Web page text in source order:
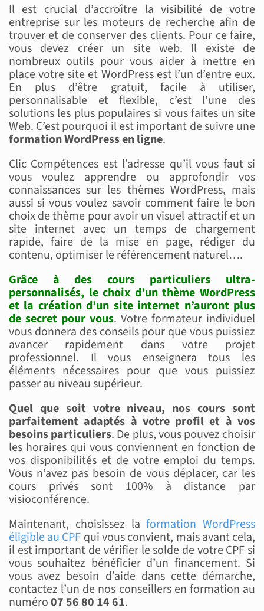
Il est crucial d’accroître la visibilité de votre
entreprise sur les moteurs de recherche afin de
trouver et de conserver des clients. Pour ce faire,
vous devez créer un site web. Il existe de
nombreux outils pour vous aider à mettre en
place votre site et WordPress est l’un d’entre eux.
En plus d’être gratuit, facile à utiliser,
personnalisable et flexible, c’est l’une des
solutions les plus populaires si vous faites un site
Web. C’est pourquoi il est important de suivre une
formation WordPress en ligne.
Clic Compétences est l’adresse qu’il vous faut si
vous voulez apprendre ou approfondir vos
connaissances sur les thèmes WordPress, mais
aussi si vous voulez savoir comment faire le bon
choix de thème pour avoir un visuel attractif et un
site internet avec un temps de chargement
rapide, faire de la mise en page, rédiger du
contenu, optimiser le référencement naturel….
Grâce à des cours particuliers ultra-
personnalisés, le choix d’un thème WordPress
et la création d’un site internet n’auront plus
de secret pour vous. Votre formateur individuel
vous donnera des conseils pour que vous puissiez
avancer rapidement dans votre projet
professionnel. Il vous enseignera tous les
éléments nécessaires pour que vous puissiez
passer au niveau supérieur.
Quel que soit votre niveau, nos cours sont
parfaitement adaptés à votre profil et à vos
besoins particuliers. De plus, vous pouvez choisir
les horaires qui vous conviennent en fonction de
vos disponibilités et de votre emploi du temps.
Vous n’avez pas besoin de vous déplacer, car les
cours privés sont 100% à distance par
visioconférence.
Maintenant, choisissez laformation WordPress
éligible au CPF qui vous convient, mais avant cela,
il est important de vérifier le solde de votre CPF si
vous souhaitez bénéficier d’un financement. Si
vous avez besoin d’aide dans cette démarche,
contactez l’un de nos conseillers en formation au
numéro07 56 80 14 61.